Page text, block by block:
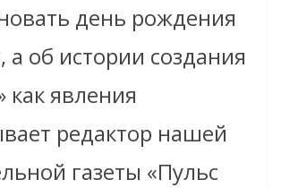
день рождения
а об истории создания
как явления
редактор нашей
газеты «Пульс